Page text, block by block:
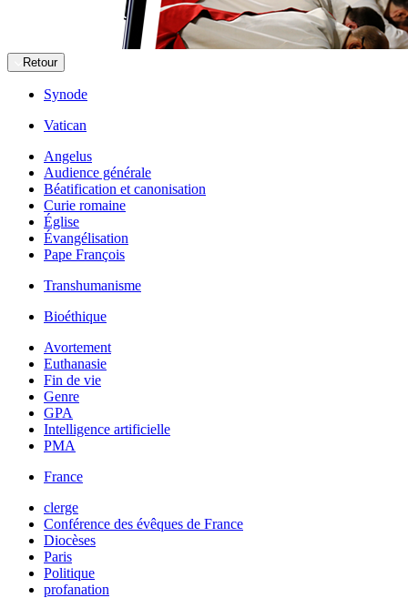
Retour
Synode
Vatican
Angelus
Audience générale
Béatification et canonisation
Curie romaine
Église
Évangélisation
Pape François
Transhumanisme
Bioéthique
Avortement
Euthanasie
Fin de vie
Genre
GPA
Intelligence artificielle
PMA
France
clerge
Conférence des évêques de France
Diocèses
Paris
Politique
profanation